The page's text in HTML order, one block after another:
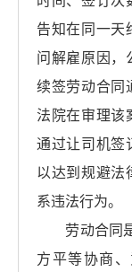
告知在同一天
问解雇原因，
续签劳动合同
法院在审理该
通过让司机签
以达到规避法
系违法行为。
劳动合同是
方平等协商